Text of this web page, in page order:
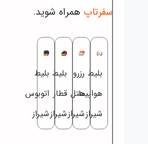
سفرتاپ همراه شوید.
بلیط
هواپیما
شیراز
رزرو
هتل
شیراز
بلیط
قطار
شیراز
بلیط
اتوبوس
شیراز